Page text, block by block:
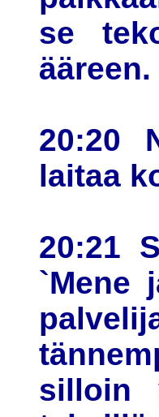
se
ääreen.
20:20
laitaa
20:21
`Mene
silloin